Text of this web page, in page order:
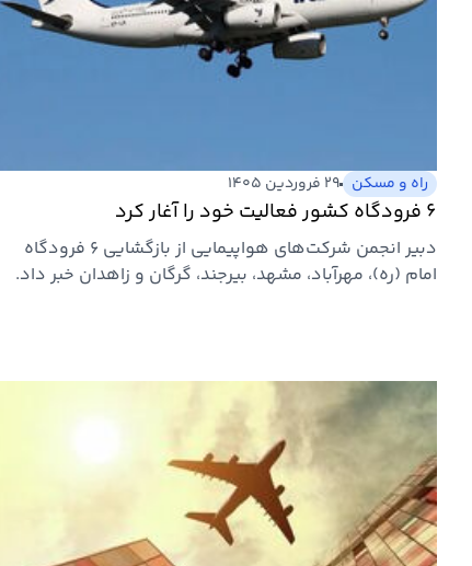
راه و مسکن ۲۹ فروردین ۱۴۰۵
۶ فرودگاه کشور فعالیت خود را آغار کرد
دبیر انجمن شرکت‌های هواپیمایی از بازگشایی ۶ فرودگاه
امام (ره)، مهرآباد،‌ مشهد، بیرجند، گرگان و زاهدان خبر داد.